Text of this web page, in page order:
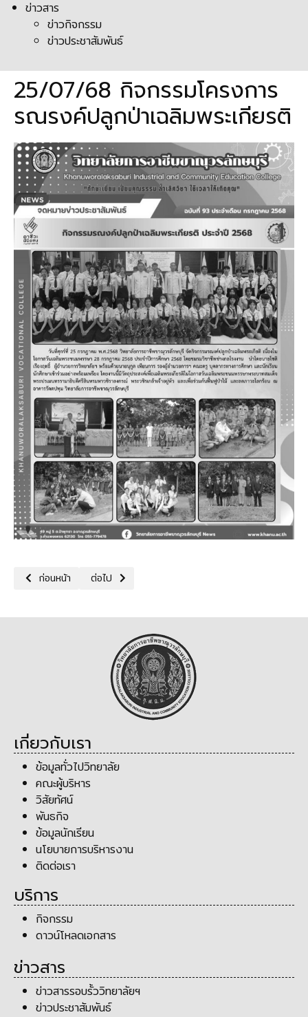
ข่าวสาร
ข่าวกิจกรรม
ข่าวประชาสัมพันธ์
25/07/68 กิจกรรมโครงการ
รณรงค์ปลูกป่าเฉลิมพระเกียรติ
เนื้อหาก่อนหน้า: 25/07/68 กิจกรรมถวายพระพรชัยมงคลแด่พระบาทส
ก่อนหน้า เนื้อหาถัดไป: 23/07/68 กิจกรรมโครงการอาชีวะฝันใ
ต่อไป
เกี่ยวกับเรา
ข้อมูลทั่วไปวิทยาลัย
คณะผู้บริหาร
วิสัยทัศน์
พันธกิจ
ข้อมูลนักเรียน
นโยบายการบริหารงาน
ติดต่อเรา
บริการ
กิจกรรม
ดาวน์โหลดเอกสาร
ข่าวสาร
ข่าวสารรอบรั้ววิทยาลัยฯ
ข่าวประชาสัมพันธ์